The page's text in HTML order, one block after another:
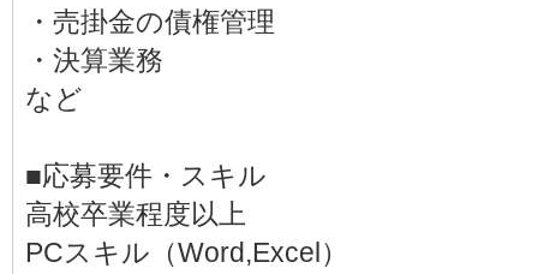
・売掛金の債権管理
・決算業務
など
■応募要件・スキル
高校卒業程度以上
PCスキル（Word,Excel）